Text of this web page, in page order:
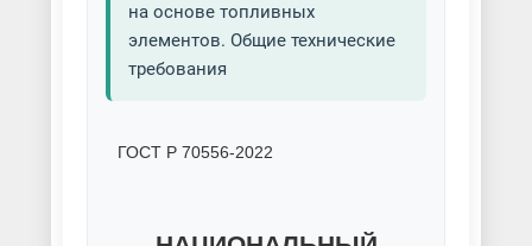
на основе топливных
элементов. Общие технические
требования